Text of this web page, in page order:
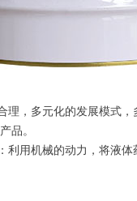
理，多元化的发展模式
品。
利用机械的动力，将液